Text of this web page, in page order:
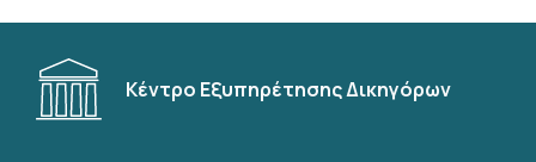
Κέντρο Εξυπηρέτησης Δικηγόρων